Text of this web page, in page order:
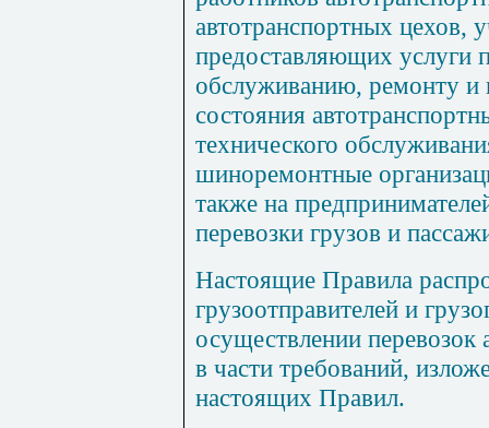
автотранспортных цехов,
предоставляющих услуги
обслуживанию, ремонту и
состояния
технического
шиноремонтные
также на предпри
перевозки грузов и
Настоящие Правила
грузоотправителей и
осуществлении
в части требований,
настоящих Правил.